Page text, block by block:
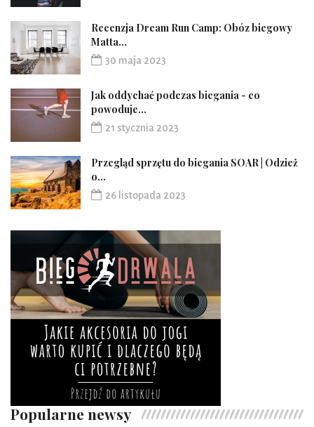
Recenzja Dream Run Camp: Obóz biegowy
Matta...
30 maja 2023
Jak oddychać podczas biegania - co
powoduje...
21 stycznia 2023
Przegląd sprzętu do biegania SOAR | Odzież
o...
26 listopada 2023
Popularne newsy